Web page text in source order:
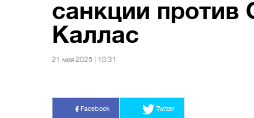
санкции против
Каллас
21 мая 2025 | 10:31
Facebook Twitter